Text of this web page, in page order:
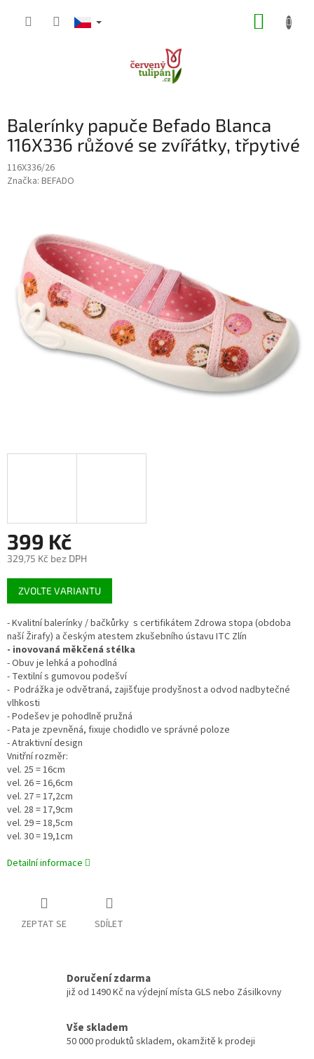
Balerínky papuče Befado Blanca
116X336 růžové se zvířátky, třpytivé
116X336/26
Značka: BEFADO
399 Kč
329,75 Kč bez DPH
Měrná
cena:
ZVOLTE VARIANTU
- Kvalitní balerínky / bačkůrky s certifikátem Zdrowa stopa (obdoba
naší Žirafy) a českým atestem zkušebního ústavu ITC Zlín
- inovovaná měkčená stélka
- Obuv je lehká a pohodlná
- Textilní s gumovou podešví
- Podrážka je odvětraná, zajišťuje prodyšnost a odvod nadbytečné
vlhkosti
- Podešev je pohodlně pružná
- Pata je zpevněná, fixuje chodidlo ve správné poloze
- Atraktivní design
Vnitřní rozměr:
vel. 25 = 16cm
vel. 26 = 16,6cm
vel. 27 = 17,2cm
vel. 28 = 17,9cm
vel. 29 = 18,5cm
vel. 30 = 19,1cm
Detailní informace
ZEPTAT SE SDÍLET
Doručení zdarma
již od 1490 Kč na výdejní místa GLS nebo Zásilkovny
Vše skladem
50 000 produktů skladem, okamžitě k prodeji